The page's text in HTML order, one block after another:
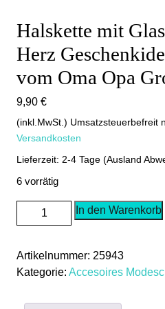
Halskette mit
Herz
vom Oma Opa
9,90 €
(inkl.MwSt.) Umsatzsteuerbefreit
Versandkosten
Lieferzeit: 2-4 Tage (Ausland
6 vorrätig
Halskette
mit
Anhänger
Herz
In den Warenkorb
Artikelnummer: 25943
Kategorie: Accesoires